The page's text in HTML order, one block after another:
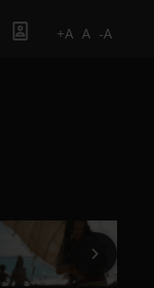
+A A -A